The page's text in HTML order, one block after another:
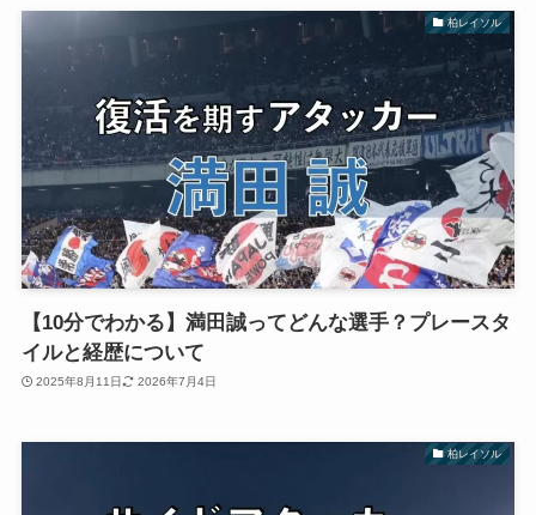
柏レイソル
【10分でわかる】満田誠ってどんな選手？プレースタ
イルと経歴について
2025年8月11日 2026年7月4日
柏レイソル